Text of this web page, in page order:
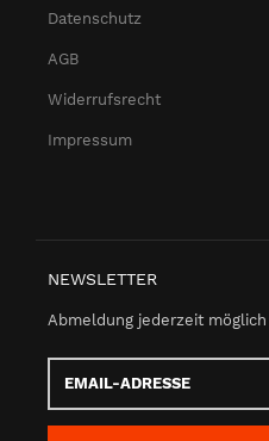
Datenschutz
AGB
Widerrufsrecht
Impressum
NEWSLETTER
Abmeldung jederzeit möglich
Adresse